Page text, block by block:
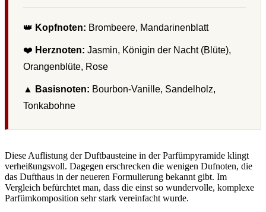
👑 Kopfnoten: Brombeere, Mandarinenblatt
❤️ Herznoten: Jasmin, Königin der Nacht (Blüte),
Orangenblüte, Rose
▲ Basisnoten: Bourbon-Vanille, Sandelholz,
Tonkabohne
Diese Auflistung der Duftbausteine in der Parfümpyramide klingt
verheißungsvoll. Dagegen erschrecken die wenigen Dufnoten, die
das Dufthaus in der neueren Formulierung bekannt gibt. Im
Vergleich befürchtet man, dass die einst so wundervolle, komplexe
Parfümkomposition sehr stark vereinfacht wurde.